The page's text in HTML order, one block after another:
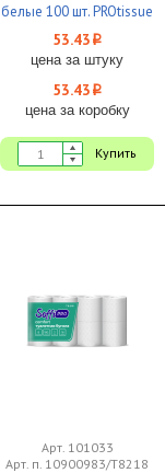
белые 100 шт. PROtissue
мягкая упаковка 1/45
53.43 i
цена за штуку
53.43 i
цена за коробку
Купить
Арт. 101033
Арт. п. 10900983/Т8218